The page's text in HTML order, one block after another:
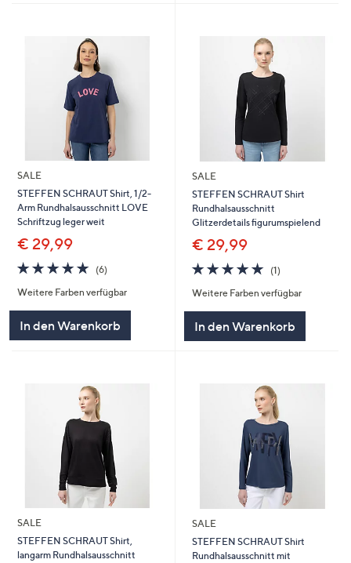
SALE
STEFFEN SCHRAUT Shirt, 1/2-
Arm Rundhalsausschnitt LOVE
Schriftzug leger weit
€ 29,99
5.0
von
5
(6)6
Weitere Farben verfügbar
In den Warenkorb
SALE
STEFFEN SCHRAUT Shirt
Rundhalsausschnitt
Glitzerdetails figurumspielend
€ 29,99
5.0
von
5
(1)1
Weitere Farben verfügbar
In den Warenkorb
SALE
STEFFEN SCHRAUT Shirt,
langarm Rundhalsausschnitt
SALE
STEFFEN SCHRAUT Shirt
Rundhalsausschnitt mit